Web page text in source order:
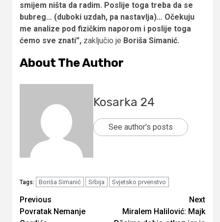
smijem ništa da radim. Poslije toga treba da se
bubreg… (duboki uzdah, pa nastavlja)… Očekuju
me analize pod fizičkim naporom i poslije toga
ćemo sve znati”, zaključio je Boriša Simanić.
About The Author
Kosarka 24
See author's posts
Tags: Boriša Simanić Srbija Svjetsko prvenstvo
Continue
Reading
Previous
Povratak Nemanje
Next
Miralem Halilović: Majk